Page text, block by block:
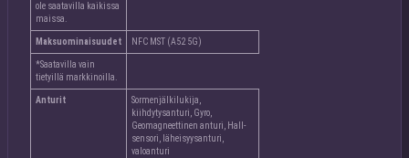
ole saatavilla kaikissa
maissa.
Maksuominaisuudet NFC MST (A52 5G)
*Saatavilla vain
tietyillä markkinoilla.
Anturit
Sormenjälkilukija,
kiihdytysanturi, Gyro,
Geomagneettinen anturi, Hall-
sensori, läheisyysanturi,
valoanturi